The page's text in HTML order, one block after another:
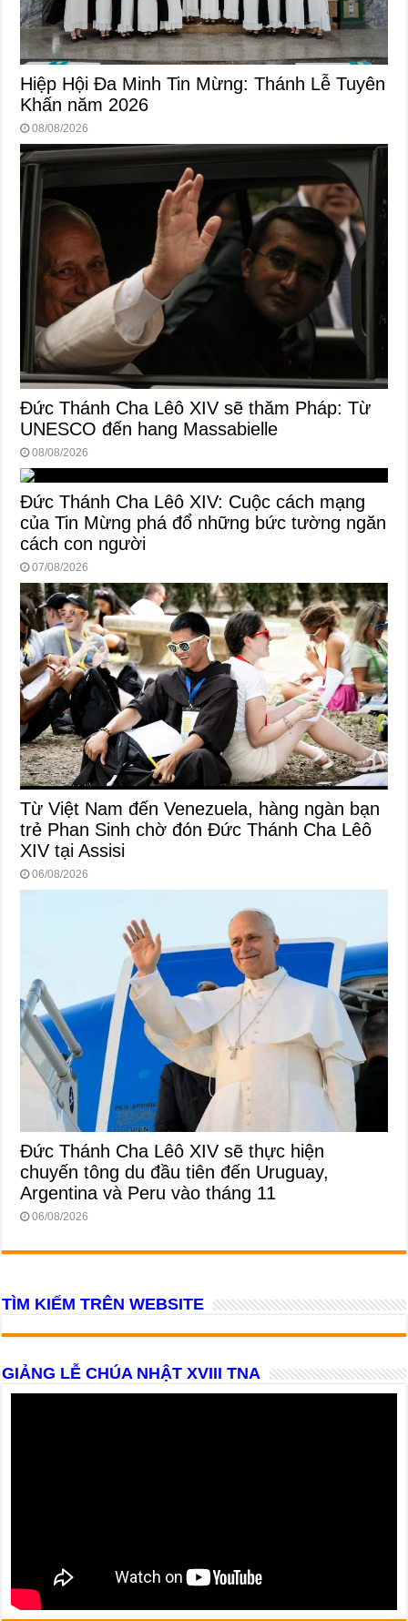
Hiệp Hội Đa Minh Tin Mừng: Thánh Lễ Tuyên
Khấn năm 2026
08/08/2026
Đức Thánh Cha Lêô XIV sẽ thăm Pháp: Từ
UNESCO đến hang Massabielle
08/08/2026
Đức Thánh Cha Lêô XIV: Cuộc cách mạng
của Tin Mừng phá đổ những bức tường ngăn
cách con người
07/08/2026
Từ Việt Nam đến Venezuela, hàng ngàn bạn
trẻ Phan Sinh chờ đón Đức Thánh Cha Lêô
XIV tại Assisi
06/08/2026
Đức Thánh Cha Lêô XIV sẽ thực hiện
chuyến tông du đầu tiên đến Uruguay,
Argentina và Peru vào tháng 11
06/08/2026
TÌM KIẾM TRÊN WEBSITE
GIẢNG LỄ CHÚA NHẬT XVIII TNA